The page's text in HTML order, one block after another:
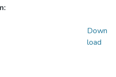
Down
load